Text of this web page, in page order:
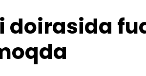
doirasida